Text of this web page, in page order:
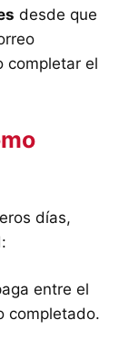
desde que
completar el
días,
entre el
completado.